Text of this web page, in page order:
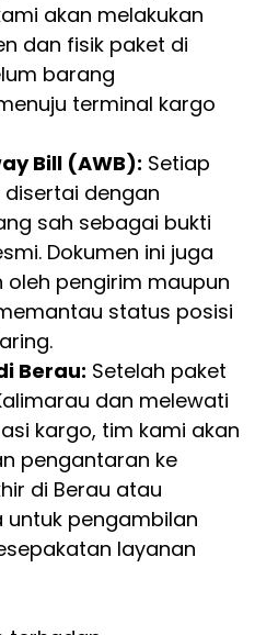
akan melakukan
dan fisik paket di
barang
terminal kargo
Bill (AWB): Setiap
dengan
sah sebagai bukti
Dokumen ini juga
pengirim maupun
status posisi
Berau: Setelah paket
dan melewati
kargo, tim kami akan
pengantaran ke
di Berau atau
untuk pengambilan
layanan